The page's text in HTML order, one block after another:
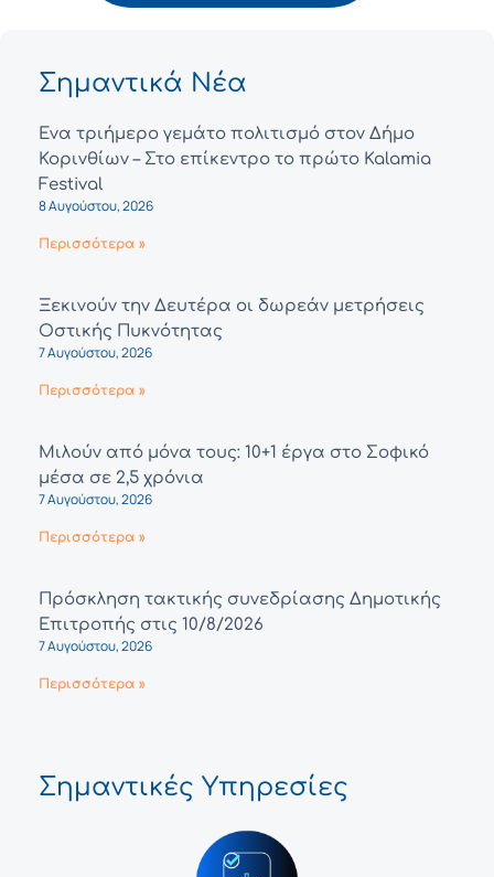
Σημαντικά Νέα
Ένα τριήμερο γεμάτο πολιτισμό στον Δήμο
Κορινθίων – Στο επίκεντρο το πρώτο Kalamia
Festival
8 Αυγούστου, 2026
Περισσότερα »
Ξεκινούν την Δευτέρα οι δωρεάν μετρήσεις
Οστικής Πυκνότητας
7 Αυγούστου, 2026
Περισσότερα »
Μιλούν από μόνα τους: 10+1 έργα στο Σοφικό
μέσα σε 2,5 χρόνια
7 Αυγούστου, 2026
Περισσότερα »
Πρόσκληση τακτικής συνεδρίασης Δημοτικής
Επιτροπής στις 10/8/2026
7 Αυγούστου, 2026
Περισσότερα »
Σημαντικές Υπηρεσίες